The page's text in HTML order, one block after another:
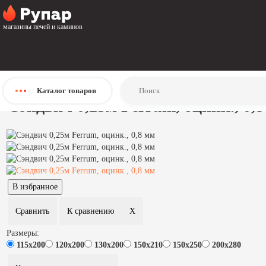
магазины печей и каминов
Каталог товаров
Главная
Каталог
Дымоходы
Размеры:
115х200
120х200 130х200 150х210 150х250 200х280